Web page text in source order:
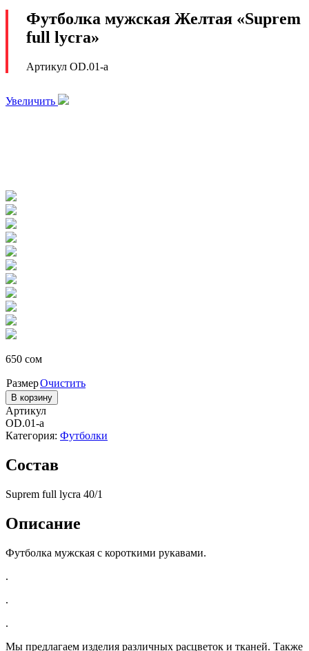
Футболка мужская Желтая «Suprem
full lycra»
Артикул OD.01-a
Увеличить
650 сом
РазмерОчистить
В корзину
Артикул
OD.01-a
Категория: Футболки
Состав
Suprem full lycra 40/1
Описание
Футболка мужская с короткими рукавами.
.
.
.
Мы предлагаем изделия различных расцветок и тканей. Также